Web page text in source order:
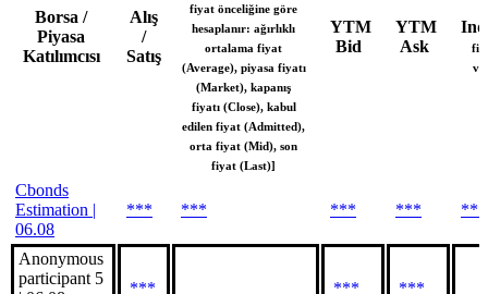
Borsa /
Piyasa
Katılımcısı
Alış
/
Satış
fiyat önceliğine göre
hesaplanır: ağırlıklı
ortalama fiyat
(Average), piyasa fiyatı
(Market), kapanış
fiyatı (Close), kabul
edilen fiyat (Admitted),
orta fiyat (Mid), son
fiyat (Last)]
YTM
Bid
YTM
Ask
Cbonds
Estimation |
06.08
*** *** *** *** ***
Anonymous
participant 5
*** *** ***